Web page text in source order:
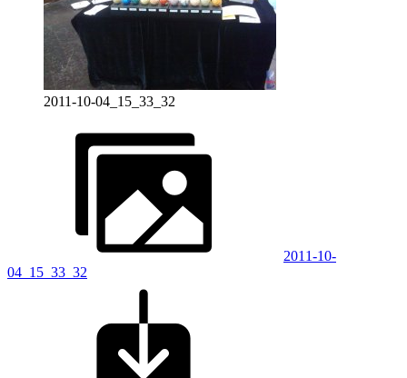
2011-10-04_15_33_32
2011-10-
04_15_33_32